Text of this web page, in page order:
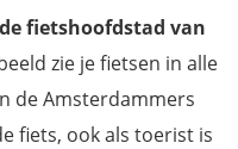
fietshoofdstad van
zie je fietsen in alle
de Amsterdammers
fiets, ook als toerist is